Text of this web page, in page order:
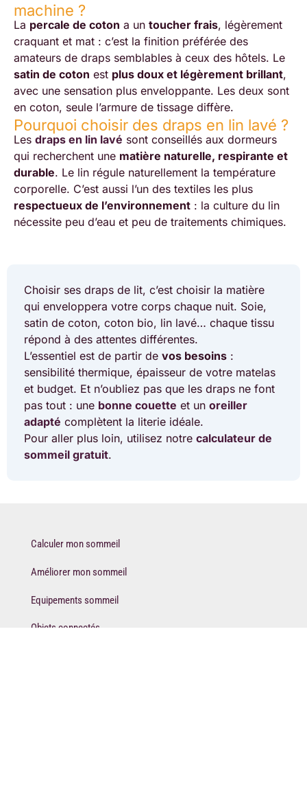
machine ?
La percale de coton a un toucher frais, légèrement
craquant et mat : c’est la finition préférée des
amateurs de draps semblables à ceux des hôtels. Le
satin de coton est plus doux et légèrement brillant,
avec une sensation plus enveloppante. Les deux sont
en coton, seule l’armure de tissage diffère.
Pourquoi choisir des draps en lin lavé ?
Les draps en lin lavé sont conseillés aux dormeurs
qui recherchent une matière naturelle, respirante et
durable. Le lin régule naturellement la température
corporelle. C’est aussi l’un des textiles les plus
respectueux de l’environnement : la culture du lin
nécessite peu d’eau et peu de traitements chimiques.
Choisir ses draps de lit, c’est choisir la matière
qui enveloppera votre corps chaque nuit. Soie,
satin de coton, coton bio, lin lavé… chaque tissu
répond à des attentes différentes.
L’essentiel est de partir de vos besoins :
sensibilité thermique, épaisseur de votre matelas
et budget. Et n’oubliez pas que les draps ne font
pas tout : une bonne couette et un oreiller
adapté complètent la literie idéale.
Pour aller plus loin, utilisez notre calculateur de
sommeil gratuit.
Calculer mon sommeil
Améliorer mon sommeil
Equipements sommeil
Objets connectés